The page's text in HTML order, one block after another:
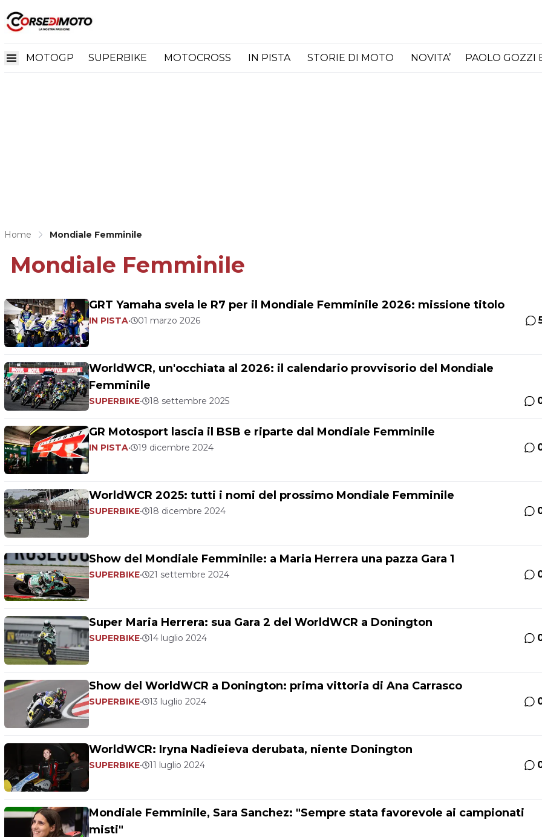
MOTOGP SUPERBIKE MOTOCROSS IN PISTA STORIE DI MOTO NOVITA’ PAOLO GOZZI
Home Mondiale Femminile
Mondiale Femminile
GRT Yamaha svela le R7 per il Mondiale Femminile 2026: missione titolo
IN PISTA• 01 marzo 2026
WorldWCR, un'occhiata al 2026: il calendario provvisorio del Mondiale
Femminile
SUPERBIKE• 18 settembre 2025
GR Motosport lascia il BSB e riparte dal Mondiale Femminile
IN PISTA• 19 dicembre 2024
WorldWCR 2025: tutti i nomi del prossimo Mondiale Femminile
SUPERBIKE• 18 dicembre 2024
Show del Mondiale Femminile: a Maria Herrera una pazza Gara 1
SUPERBIKE• 21 settembre 2024
Super Maria Herrera: sua Gara 2 del WorldWCR a Donington
SUPERBIKE• 14 luglio 2024
Show del WorldWCR a Donington: prima vittoria di Ana Carrasco
SUPERBIKE• 13 luglio 2024
WorldWCR: Iryna Nadieieva derubata, niente Donington
SUPERBIKE• 11 luglio 2024
Mondiale Femminile, Sara Sanchez: "Sempre stata favorevole ai campionati
misti"